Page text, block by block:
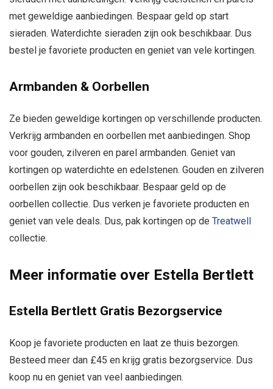
met geweldige aanbiedingen. Bespaar geld op start
sieraden. Waterdichte sieraden zijn ook beschikbaar. Dus
bestel je favoriete producten en geniet van vele kortingen.
Armbanden & Oorbellen
Ze bieden geweldige kortingen op verschillende producten.
Verkrijg armbanden en oorbellen met aanbiedingen. Shop
voor gouden, zilveren en parel armbanden. Geniet van
kortingen op waterdichte en edelstenen. Gouden en zilveren
oorbellen zijn ook beschikbaar. Bespaar geld op de
oorbellen collectie. Dus verken je favoriete producten en
geniet van vele deals. Dus, pak kortingen op de Treatwell
collectie.
Meer informatie over Estella Bertlett
Estella Bertlett Gratis Bezorgservice
Koop je favoriete producten en laat ze thuis bezorgen.
Besteed meer dan £45 en krijg gratis bezorgservice. Dus
koop nu en geniet van veel aanbiedingen.